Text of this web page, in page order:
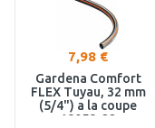
7,98 €
Gardena Comfort
FLEX Tuyau, 32 mm
(5/4") a la coupe
18058-22